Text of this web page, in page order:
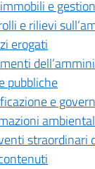
e
e rilievi
erogati
pubbliche
e
straordinari